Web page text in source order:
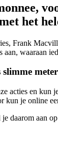
het
Frank
waaraan
acties en
je online
daarom aan